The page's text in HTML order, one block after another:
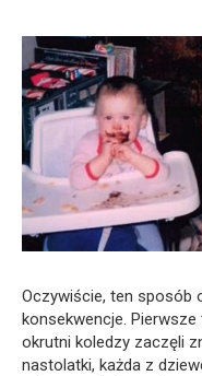
Oczywiście, ten sposób
konsekwencje.
okrutni koledzy zaczęli
nastolatki, każda z